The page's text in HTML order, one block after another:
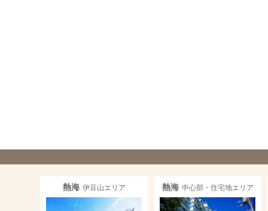
熱海 伊豆山エリア 熱海 中心部・住宅地エリア